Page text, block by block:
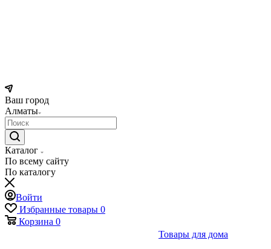
Ваш город
Алматы
Каталог
По всему сайту
По каталогу
Войти
Избранные товары 0
Корзина 0
Товары для дома